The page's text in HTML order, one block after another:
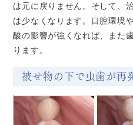
は元に戻りません。そして、
は少なくなります。口腔環境
酸の影響が強くなれば、また
ります。
被せ物の下で虫歯が再